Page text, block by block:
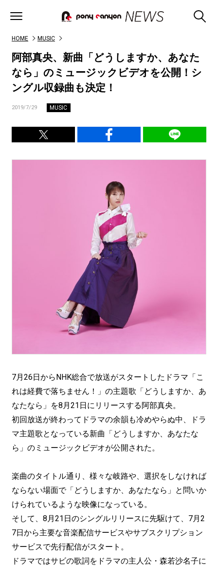
HOME MUSIC
阿部真央、新曲「どうしますか、あなた
なら」のミュージックビデオを公開！シ
ングル収録曲も決定！
2019/7/29 MUSIC
7月26日からNHK総合で放送がスタートしたドラマ「こ
れは経費で落ちません！」の主題歌「どうしますか、あ
なたなら」を8月21日にリリースする阿部真央。
初回放送が終わってドラマの余韻も冷めやらぬ中、ドラ
マ主題歌となっている新曲「どうしますか、あなたな
ら」のミュージックビデオが公開された。
楽曲のタイトル通り、様々な岐路や、選択をしなければ
ならない場面で「どうしますか、あなたなら」と問いか
けられているような映像になっている。
そして、8月21日のシングルリリースに先駆けて、7月2
7日から主要な音楽配信サービスやサブスクリプション
サービスで先行配信がスタート。
ドラマではサビの歌詞をドラマの主人公・森若沙名子に